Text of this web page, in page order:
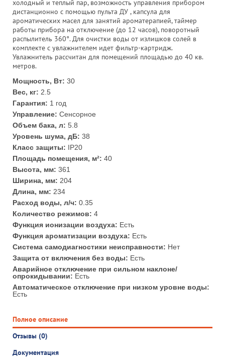
холодный и теплый пар, возможность управления прибором
дистанционно с помощью пульта ДУ , капсула для
ароматических масел для занятий ароматерапией, таймер
работы прибора на отключение (до 12 часов), поворотный
распылитель 360°. Для очистки воды от излишков солей в
комплекте с увлажнителем идет фильтр-картридж.
Увлажнитель рассчитан для помещений площадью до 40 кв.
метров.
Мощность, Вт: 30
Вес, кг: 2.5
Гарантия: 1 год
Управление: Сенсорное
Объем бака, л: 5.8
Уровень шума, дБ: 38
Класс защиты: IP20
Площадь помещения, м²: 40
Высота, мм: 361
Ширина, мм: 204
Длина, мм: 234
Расход воды, л/ч: 0.35
Количество режимов: 4
Функция ионизации воздуха: Есть
Функция ароматизации воздуха: Есть
Система самодиагностики неисправности: Нет
Защита от включения без воды: Есть
Аварийное отключение при сильном наклоне/
опрокидывании: Есть
Автоматическое отключение при низком уровне воды:
Есть
Полное описание
Отзывы (0)
Документация